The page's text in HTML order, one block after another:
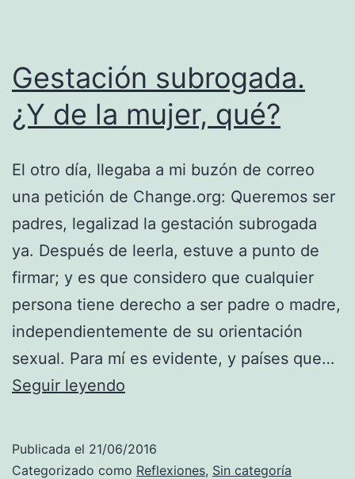
Gestación subrogada.
¿Y de la mujer, qué?
El otro día, llegaba a mi buzón de correo
una petición de Change.org: Queremos ser
padres, legalizad la gestación subrogada
ya. Después de leerla, estuve a punto de
firmar; y es que considero que cualquier
persona tiene derecho a ser padre o madre,
independientemente de su orientación
sexual. Para mí es evidente, y países que…
Seguir leyendo
de
Publicada el 21/06/2016
Categorizado como Reflexiones, Sin categoría